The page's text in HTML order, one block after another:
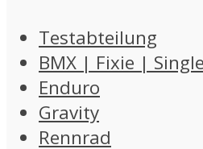
Testabteilung
BMX | Fixie |
Enduro
Gravity
Rennrad